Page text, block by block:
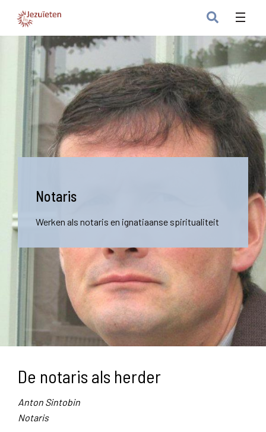
Notaris
Werken als notaris en ignatiaanse spiritualiteit
De notaris als herder
Anton Sintobin
Notaris